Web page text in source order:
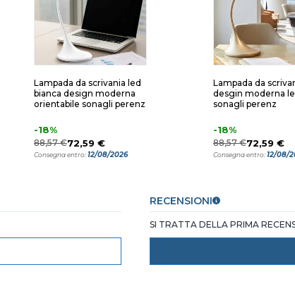
Lampada da scrivania led
bianca design moderna
orientabile sonagli perenz
-18%
88,57 €72,59 €
Consegna entro:12/08/2026
Lampada da
desgin moderna
sonagli perenz
-18%
88,57 €72,59 €
Consegna entro:12/08/
RECENSIONI
SI TRATTA DELLA PRIMA